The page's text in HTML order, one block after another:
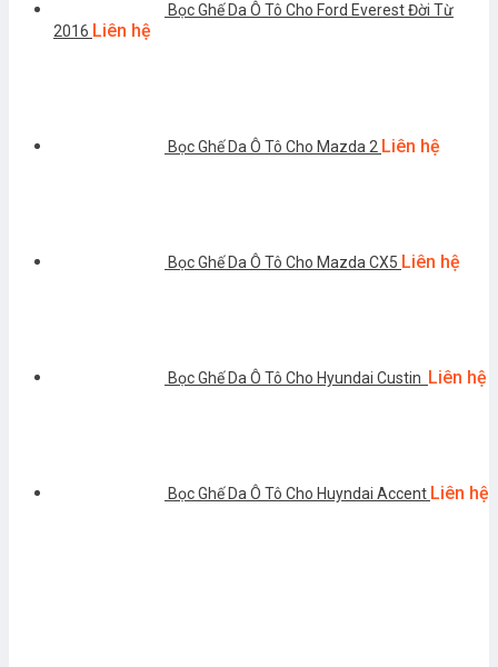
Bọc Ghế Da Ô Tô Cho Ford Everest Đời Từ
2016 Liên hệ
Bọc Ghế Da Ô Tô Cho Mazda 2 Liên hệ
Bọc Ghế Da Ô Tô Cho Mazda CX5 Liên hệ
Bọc Ghế Da Ô Tô Cho Hyundai Custin Liên hệ
Bọc Ghế Da Ô Tô Cho Huyndai Accent Liên hệ